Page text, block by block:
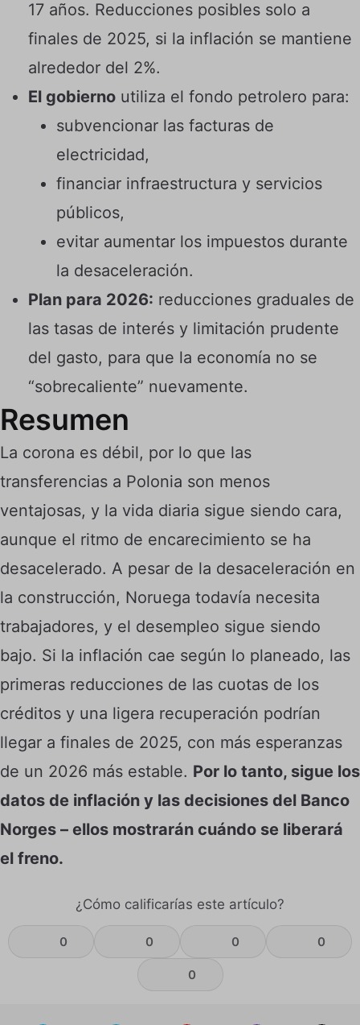
17 años. Reducciones posibles solo a
finales de 2025, si la inflación se mantiene
alrededor del 2%.
El gobierno utiliza el fondo petrolero para:
subvencionar las facturas de
electricidad,
financiar infraestructura y servicios
públicos,
evitar aumentar los impuestos durante
la desaceleración.
Plan para 2026: reducciones graduales de
las tasas de interés y limitación prudente
del gasto, para que la economía no se
“sobrecaliente” nuevamente.
Resumen
La corona es débil, por lo que las
transferencias a Polonia son menos
ventajosas, y la vida diaria sigue siendo cara,
aunque el ritmo de encarecimiento se ha
desacelerado. A pesar de la desaceleración en
la construcción, Noruega todavía necesita
trabajadores, y el desempleo sigue siendo
bajo. Si la inflación cae según lo planeado, las
primeras reducciones de las cuotas de los
créditos y una ligera recuperación podrían
llegar a finales de 2025, con más esperanzas
de un 2026 más estable. Por lo tanto, sigue los
datos de inflación y las decisiones del Banco
Norges – ellos mostrarán cuándo se liberará
el freno.
¿Cómo calificarías este artículo?
0 0 0 0
0